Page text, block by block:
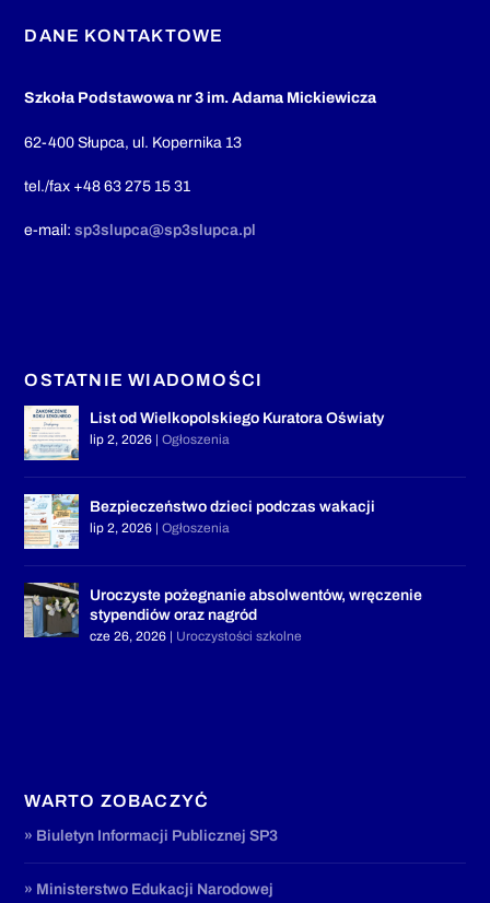
DANE KONTAKTOWE
Szkoła Podstawowa nr 3 im. Adama Mickiewicza
62-400 Słupca, ul. Kopernika 13
tel./fax +48 63 275 15 31
e-mail:sp3slupca@sp3slupca.pl
OSTATNIE WIADOMOŚCI
List od Wielkopolskiego Kuratora Oświaty
lip 2, 2026 |Ogłoszenia
Bezpieczeństwo dzieci podczas wakacji
lip 2, 2026 |Ogłoszenia
Uroczyste pożegnanie absolwentów, wręczenie
stypendiów oraz nagród
cze 26, 2026 | Uroczystości szkolne
WARTO ZOBACZYĆ
» Biuletyn Informacji Publicznej SP3
» Ministerstwo Edukacji Narodowej